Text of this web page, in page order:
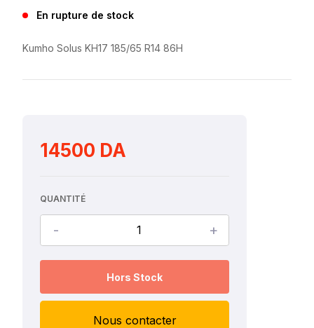
En rupture de stock
Kumho Solus KH17 185/65 R14 86H
14500 DA
QUANTITÉ
- +
Hors Stock
Nous contacter